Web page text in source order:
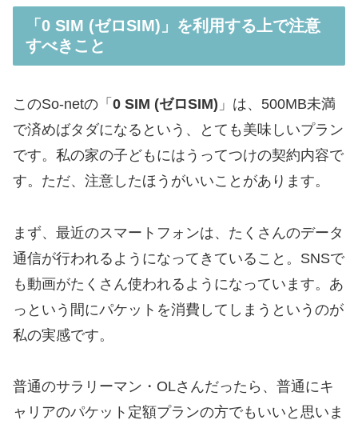
「0 SIM (ゼロSIM)」を利用する上で注意
すべきこと
このSo-netの「 0 SIM (ゼロSIM) 」は、500MB未満
で済めばタダになるという、とても美味しいプラン
です。私の家の子どもにはうってつけの契約内容で
す。ただ、注意したほうがいいことがあります。
まず、最近のスマートフォンは、たくさんのデータ
通信が行われるようになってきていること。SNSで
も動画がたくさん使われるようになっています。あ
っという間にパケットを消費してしまうというのが
私の実感です。
普通のサラリーマン・OLさんだったら、普通にキ
ャリアのパケット定額プランの方でもいいと思いま